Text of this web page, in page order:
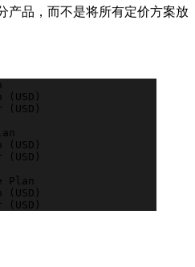
产品，而不是将所有定价方案放
(USD)
(USD)
Plan
(USD)